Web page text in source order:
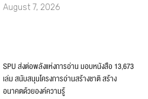
August 7, 2026
SPU ส่งต่อพลังแห่งการอ่าน มอบหนังสือ 13,673
เล่ม สนับสนุนโครงการอ่านสร้างชาติ สร้าง
อนาคตด้วยองค์ความรู้